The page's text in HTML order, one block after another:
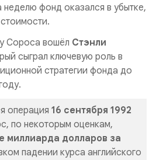
неделю фонд оказался в убытке,
Сороса вошёл Стэнли
сыграл ключевую роль в
стратегии фонда до
операция 16 сентября 1992
по некоторым оценкам,
миллиарда долларов за
падении курса английского